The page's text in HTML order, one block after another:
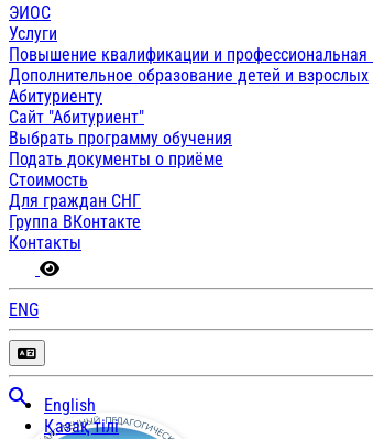
ЭИОС
Услуги
Повышение квалификации и профессиональная
Дополнительное образование детей и взрослых
Абитуриенту
Сайт "Абитуриент"
Выбрать программу обучения
Подать документы о приёме
Стоимость
Для граждан СНГ
Группа ВКонтакте
Контакты
ENG
English
Қазақ тілі